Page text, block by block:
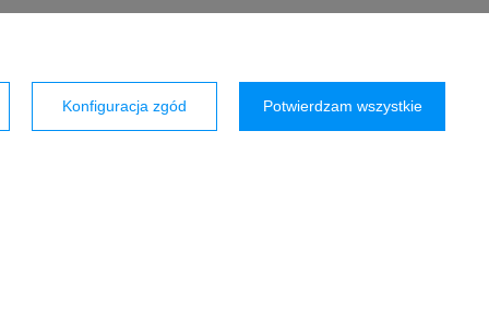
Konfiguracja zgód Potwierdzam wszystkie